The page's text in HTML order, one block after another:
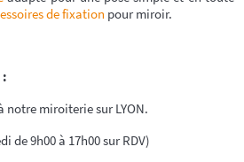
de fixation pour miroir.
:
notre miroiterie sur LYON.
de 9h00 à 17h00 sur RDV)